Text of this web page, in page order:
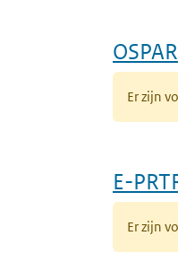
OSPAR
Er zijn
E-
Er zijn